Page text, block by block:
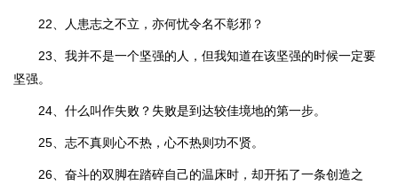
22、人患志之不立，亦何忧令名不彰邪？
23、我并不是一个坚强的人，但我知道在该坚强的时候一定要
坚强。
24、什么叫作失败？失败是到达较佳境地的第一步。
25、志不真则心不热，心不热则功不贤。
26、奋斗的双脚在踏碎自己的温床时，却开拓了一条创造之